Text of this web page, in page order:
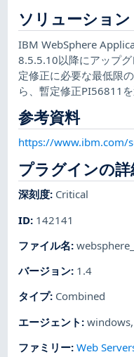
ソリューション
IBM WebSphere
8.5.5.10以降にアップ
定修正に必要な最低限
ら、暫定修正PI56811を
参考資料
https://www.ibm.com/
プラグインの
深刻度: Critical
ID: 142141
ファイル名:
バージョン: 1.4
タイプ: Combined
エージェント :windows,
ファミリー:Web